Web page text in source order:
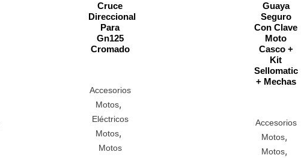
Cruce
Direccional
Para
Gn125
Cromado
Accesorios
Motos,
Eléctricos
Motos,
Motos
Guaya
Seguro
Con Clave
Moto
Casco +
Kit
Sellomatic
+ Mechas
Accesorios
Motos,
Motos,